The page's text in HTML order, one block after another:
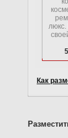
Как